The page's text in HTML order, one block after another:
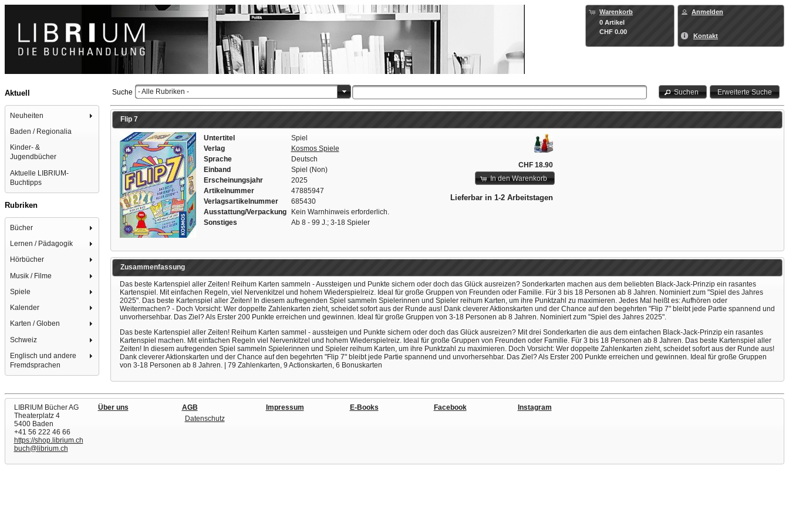
Warenkorb
0 Artikel
CHF 0.00
Anmelden
Kontakt
Aktuell
Neuheiten
Baden / Regionalia
Kinder- &
Jugendbücher
Aktuelle LIBRIUM-
Buchtipps
Rubriken
Bücher
Lernen / Pädagogik
Hörbücher
Musik / Filme
Spiele
Kalender
Karten / Globen
Schweiz
Englisch und andere
Fremdsprachen
Suche - Alle Rubriken - Suchen Erweiterte Suche
Flip 7
Untertitel
Spiel
Verlag
Kosmos Spiele
Sprache
Deutsch
Einband
Spiel (Non)
Erscheinungsjahr
2025
Artikelnummer
47885947
Verlagsartikelnummer
685430
Ausstattung/Verpackung
Kein Warnhinweis erforderlich.
Sonstiges
Ab 8 - 99 J.; 3-18 Spieler
CHF 18.90
In den Warenkorb
Lieferbar in 1-2 Arbeitstagen
Zusammenfassung
Das beste Kartenspiel aller Zeiten! Reihum Karten sammeln - Aussteigen und Punkte sichern oder doch das Glück ausreizen? Sonderkarten machen aus dem beliebten Black-Jack-Prinzip ein rasantes
Kartenspiel. Mit einfachen Regeln, viel Nervenkitzel und hohem Wiederspielreiz. Ideal für große Gruppen von Freunden oder Familie. Für 3 bis 18 Personen ab 8 Jahren. Nominiert zum "Spiel des Jahres
2025". Das beste Kartenspiel aller Zeiten! In diesem aufregenden Spiel sammeln Spielerinnen und Spieler reihum Karten, um ihre Punktzahl zu maximieren. Jedes Mal heißt es: Aufhören oder
Weitermachen? - Doch Vorsicht: Wer doppelte Zahlenkarten zieht, scheidet sofort aus der Runde aus! Dank cleverer Aktionskarten und der Chance auf den begehrten "Flip 7" bleibt jede Partie spannend und
unvorhersehbar. Das Ziel? Als Erster 200 Punkte erreichen und gewinnen. Ideal für große Gruppen von 3-18 Personen ab 8 Jahren. Nominiert zum "Spiel des Jahres 2025".
Das beste Kartenspiel aller Zeiten! Reihum Karten sammel - aussteigen und Punkte sichern oder doch das Glück ausreizen? Mit drei Sonderkarten die aus dem einfachen Black-Jack-Prinzip ein rasantes
Kartenspiel machen. Mit einfachen Regeln viel Nervenkitzel und hohem Wiederspielreiz. Ideal für große Gruppen von Freunden oder Familie. Für 3 bis 18 Personen ab 8 Jahren. Das beste Kartenspiel aller
Zeiten! In diesem aufregenden Spiel sammeln Spielerinnen und Spieler reihum Karten, um ihre Punktzahl zu maximieren. Doch Vorsicht: Wer doppelte Zahlenkarten zieht, scheidet sofort aus der Runde aus!
Dank cleverer Aktionskarten und der Chance auf den begehrten "Flip 7" bleibt jede Partie spannend und unvorhersehbar. Das Ziel? Als Erster 200 Punkte erreichen und gewinnen. Ideal für große Gruppen
von 3-18 Personen ab 8 Jahren. | 79 Zahlenkarten, 9 Actionskarten, 6 Bonuskarten
LIBRIUM Bücher AG
Theaterplatz 4
5400 Baden
+41 56 222 46 66
https://shop.librium.ch
buch@librium.ch
Über uns
AGB
Datenschutz
Impressum E-Books Facebook Instagram